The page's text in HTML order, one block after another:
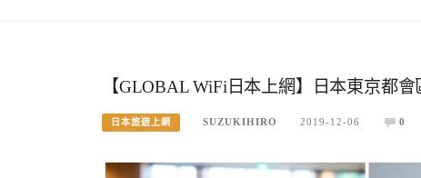
【GLOBAL WiFi日本上網】日本東京都
日本旅遊上網 SUZUKIHIRO 2019-12-06 0